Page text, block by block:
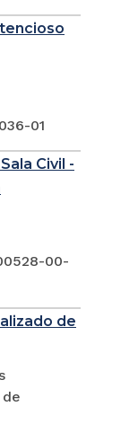
01
Civil -
00-
de